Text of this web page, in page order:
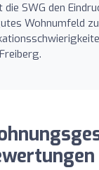
SWG den
Wohnumfeld